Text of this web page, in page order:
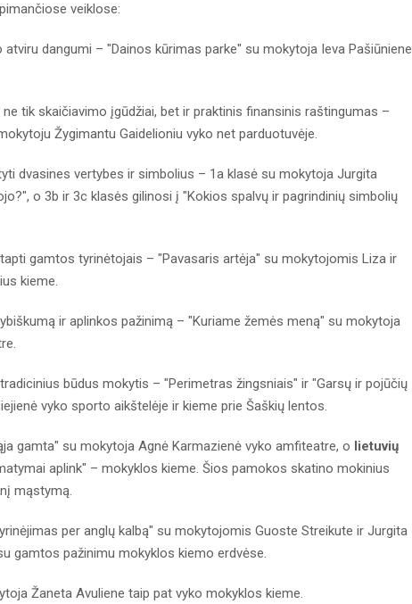
veiklose:
dangumi – "Dainos kūrimas parke" su mokytoja Ieva Pašiūniene
tik skaičiavimo įgūdžiai, bet ir praktinis finansinis raštingumas –
Žygimantu Gaidelioniu vyko net parduotuvėje.
dvasines vertybes ir simbolius – 1a klasė su mokytoja Jurgita
o 3b ir 3c klasės gilinosi į "Kokios spalvų ir pagrindinių simbolių
gamtos tyrinėtojais – "Pavasaris artėja" su mokytojomis Liza ir
kieme.
ir aplinkos pažinimą – "Kuriame žemės meną" su mokytoja
būdus mokytis – "Perimetras žingsniais" ir "Garsų ir pojūčių
vyko sporto aikštelėje ir kieme prie Šaškių lentos.
gamta" su mokytoja Agnė Karmazienė vyko amfiteatre, o lietuvių
aplink" – mokyklos kieme. Šios pamokos skatino mokinius
mąstymą.
per anglų kalbą" su mokytojomis Guoste Streikute ir Jurgita
gamtos pažinimu mokyklos kiemo erdvėse.
Žaneta Avuliene taip pat vyko mokyklos kieme.